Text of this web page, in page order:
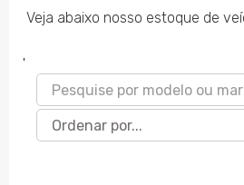
Veja abaixo nosso estoque de
'